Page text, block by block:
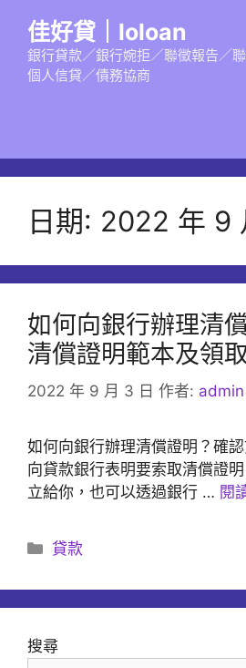
佳好貸｜loloan
銀行貸款／銀行婉拒／聯徵報告／
個人信貸／債務協商
日期: 2022 年 9
如何向銀行辦理清
清償證明範本及領
2022 年 9 月 3 日 作者: admin
如何向銀行辦理清償證明？確認
向貸款銀行表明要索取清償證
立給你，也可以透過銀行 … 閱
分
貸款
搜尋